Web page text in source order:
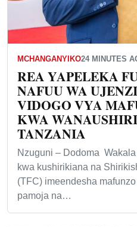
MCHANGANYIKO24 MINUTES
REA YAPELEKA
NAFUU WA
VIDOGO VYA
KWA
TANZANIA
Nzuguni – Dodoma
kwa kushirikiana na
(TFC) imeendesha
pamoja na…